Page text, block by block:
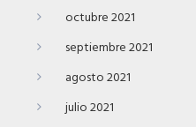
octubre 2021
septiembre 2021
agosto 2021
julio 2021